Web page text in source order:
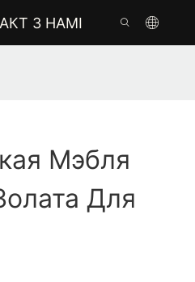
З НАМІ
Мэбля
Для